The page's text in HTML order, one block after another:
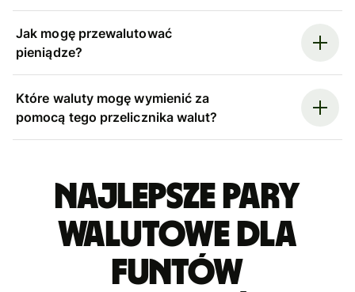
Jak mogę przewalutować
pieniądze?
Które waluty mogę wymienić za
pomocą tego przelicznika walut?
Najlepsze pary
walutowe dla
funtów